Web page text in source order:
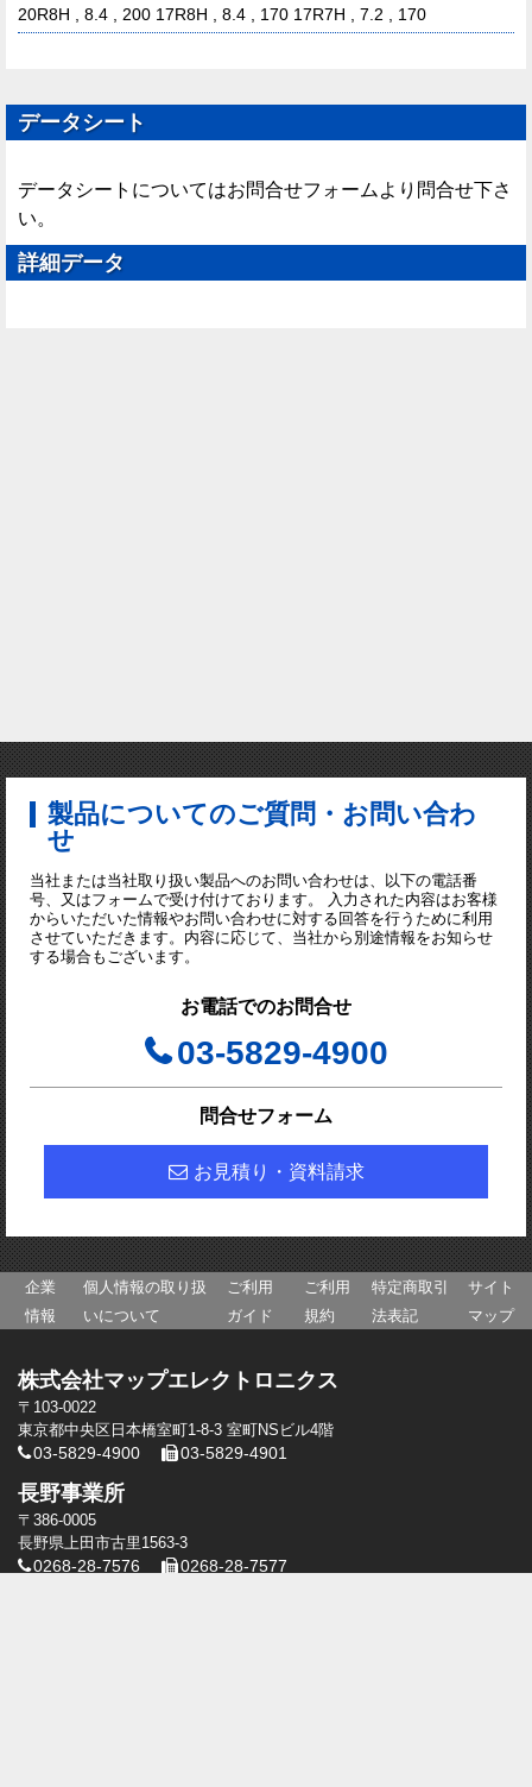
20R8H , 8.4 , 200 17R8H , 8.4 , 170 17R7H , 7.2 , 170
データシート
データシートについてはお問合せフォームより問合せ下さ
い。
詳細データ
製品についてのご質問・お問い合わ
せ
当社または当社取り扱い製品へのお問い合わせは、以下の電話番
号、又はフォームで受け付けております。 入力された内容はお客様
からいただいた情報やお問い合わせに対する回答を行うために利用
させていただきます。内容に応じて、当社から別途情報をお知らせ
する場合もございます。
お電話でのお問合せ
03-5829-4900
問合せフォーム
お見積り・資料請求
企業
情報
個人情報の取り扱
いについて
ご利用
ガイド
ご利用
規約
特定商取引
法表記
サイト
マップ
株式会社マップエレクトロニクス
〒103-0022
東京都中央区日本橋室町1-8-3 室町NSビル4階
03-5829-4900 03-5829-4901
長野事業所
〒386-0005
長野県上田市古里1563-3
0268-28-7576 0268-28-7577